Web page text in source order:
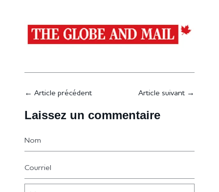
← Article précédent Article suivant →
Laissez un commentaire